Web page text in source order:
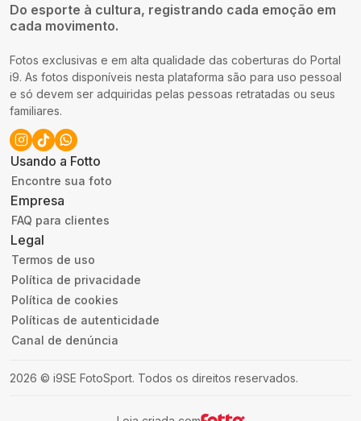
Do esporte à cultura, registrando cada emoção em
cada movimento.
Fotos exclusivas e em alta qualidade das coberturas do Portal
i9. As fotos disponíveis nesta plataforma são para uso pessoal
e só devem ser adquiridas pelas pessoas retratadas ou seus
familiares.
Usando a Fotto
Encontre sua foto
Empresa
FAQ para clientes
Legal
Termos de uso
Política de privacidade
Política de cookies
Políticas de autenticidade
Canal de denúncia
2026 © i9SE FotoSport. Todos os direitos reservados.